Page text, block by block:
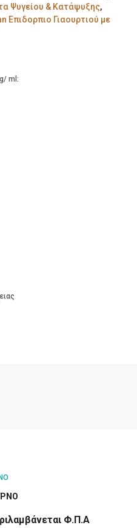
Ψυγείου & Κατάψυξης,
Επιδορπιο Γιαουρτιού με
ml:
Φ.Π.Α